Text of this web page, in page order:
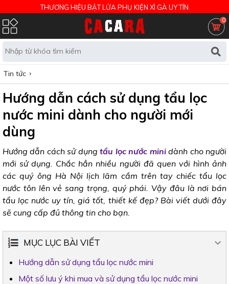
THƯƠNG HIỆU BẬT LỬA PHỤ KIỆN XÌ GÀ UY TÍN
0
Tin tức
Hướng dẫn cách sử dụng tẩu lọc
nước mini dành cho người mới
dùng
Hướng dẫn cách sử dụngtẩu lọc nước minidành cho người
mới sử dụng. Chắc hẳn nhiều người đã quen với hình ảnh
các quý ông Hà Nội lịch lãm cầm trên tay chiếc tẩu lọc
nước tôn lên vẻ sang trọng, quý phái. Vậy đâu là nơi bán
tẩu lọc nước uy tín, giá tốt, thiết kế đẹp? Bài viết dưới đây
sẽ cung cấp đủ thông tin cho bạn.
MỤC LỤC BÀI VIẾT
Hướng dẫn sử dụng tẩu lọc nước mini
Một số lưu ý khi mua và sử dụng tẩu lọc nước mini